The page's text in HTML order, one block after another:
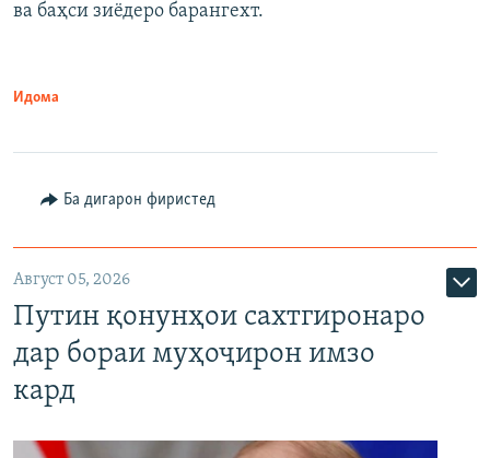
ва баҳси зиёдеро барангехт.
Идома
Ба дигарон фиристед
Август 05, 2026
Путин қонунҳои сахтгиронаро
дар бораи муҳоҷирон имзо
кард